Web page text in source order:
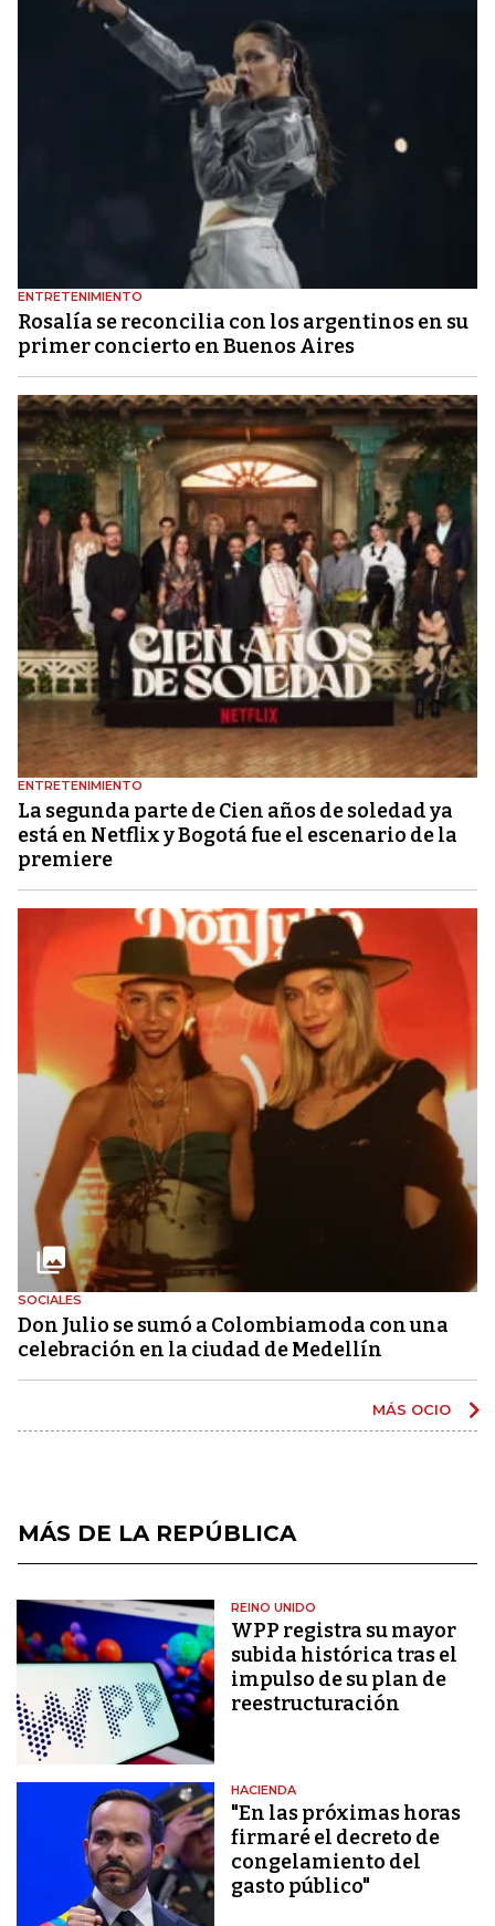
ENTRETENIMIENTO
Rosalía se reconcilia con los argentinos en su
primer concierto en Buenos Aires
ENTRETENIMIENTO
La segunda parte de Cien años de soledad ya
está en Netflix y Bogotá fue el escenario de la
premiere
SOCIALES
Don Julio se sumó a Colombiamoda con una
celebración en la ciudad de Medellín
MÁS OCIO
MÁS DE LA REPÚBLICA
REINO UNIDO
WPP registra su mayor
subida histórica tras el
impulso de su plan de
reestructuración
HACIENDA
"En las próximas horas
firmaré el decreto de
congelamiento del
gasto público"